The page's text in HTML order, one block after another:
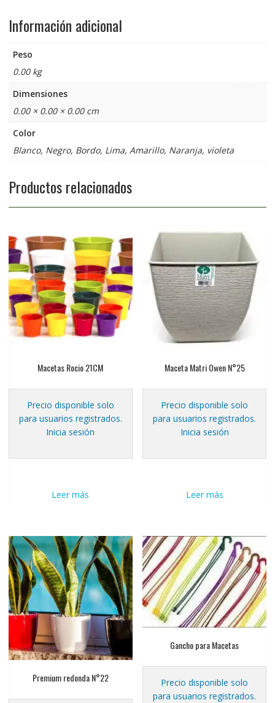
Información adicional
Peso
0.00 kg
Dimensiones
0.00 × 0.00 × 0.00 cm
Color
Blanco, Negro, Bordo, Lima, Amarillo, Naranja, violeta
Productos relacionados
Macetas Rocio 21CM
Precio disponible solo
para usuarios registrados.
Inicia sesión
Leer más
Maceta Matri Owen N°25
Precio disponible solo
para usuarios registrados.
Inicia sesión
Leer más
Premium redonda N°22
Gancho para Macetas
Precio disponible solo
para usuarios registrados.